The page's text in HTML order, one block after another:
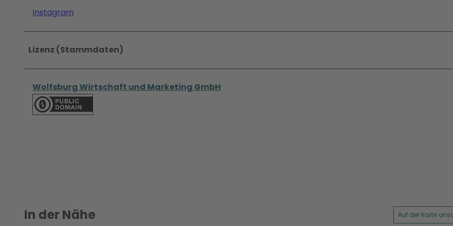
Instagram
Lizenz (Stammdaten)
Wolfsburg Wirtschaft und Marketing GmbH
In der Nähe Auf der Karte